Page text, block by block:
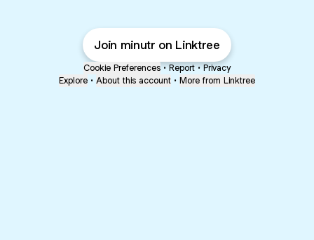
Join minutr on Linktree
Cookie Preferences • Report • Privacy
Explore • About this account • More from Linktree